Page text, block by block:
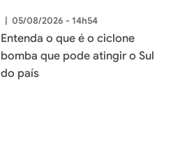
| 05/08/2026 - 14h54
Entenda o que é o ciclone
bomba que pode atingir o Sul
do país